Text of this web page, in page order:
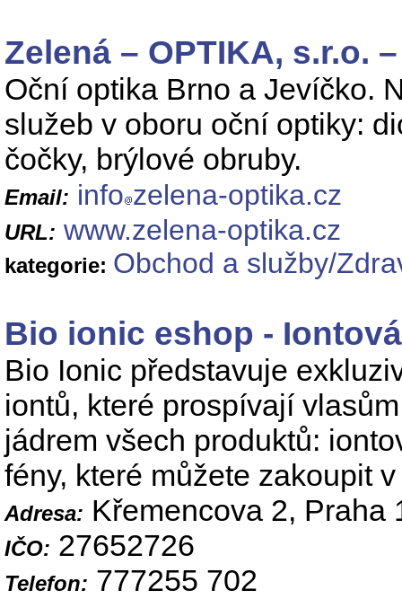
Zelená – OPTIKA, s.r.o.
Oční optika Brno a Jevíčko.
služeb v oboru oční optiky:
čočky, brýlové obruby.
Email: info zelena-optika.cz
URL: www.zelena-optika.cz
kategorie: Obchod a služby/
Bio ionic eshop -
Bio Ionic představuje
iontů, které prospívají
jádrem všech produktů:
fény, které můžete zakoupit
Adresa: Křemencova 2, Praha
IČO: 27652726
Telefon: 777255 702